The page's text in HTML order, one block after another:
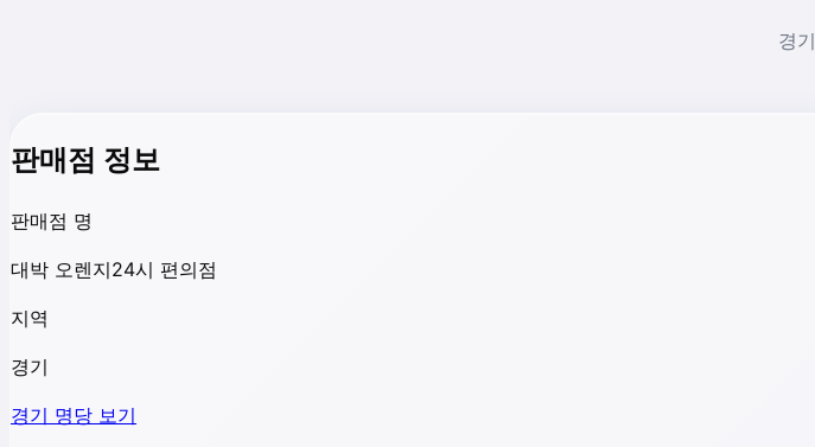
경기
판매점 정보
판매점 명
대박 오렌지24시 편의점
지역
경기
경기 명당 보기